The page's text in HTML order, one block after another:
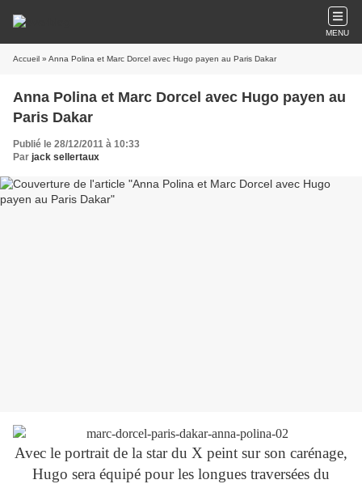
MENU
Accueil » Anna Polina et Marc Dorcel avec Hugo payen au Paris Dakar
Anna Polina et Marc Dorcel avec Hugo payen au
Paris Dakar
Publié le 28/12/2011 à 10:33
Par jack sellertaux
Avec le portrait de la star du X peint sur son carénage,
Hugo sera équipé pour les longues traversées du